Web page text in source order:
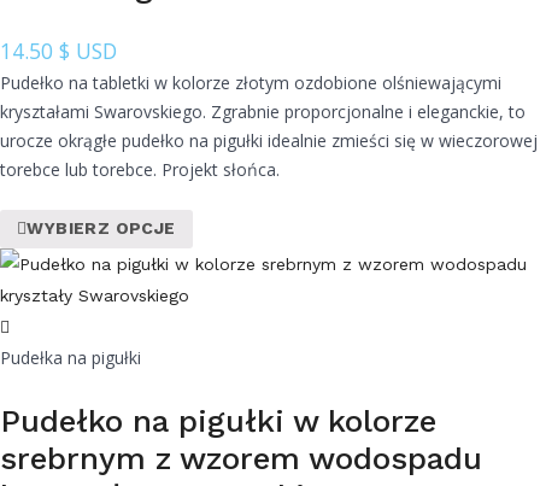
14.50 $ USD
Pudełko na tabletki w kolorze złotym ozdobione olśniewającymi
kryształami Swarovskiego. Zgrabnie proporcjonalne i eleganckie, to
urocze okrągłe pudełko na pigułki idealnie zmieści się w wieczorowej
torebce lub torebce. Projekt słońca.
WYBIERZ OPCJE
Pudełka na pigułki
Pudełko na pigułki w kolorze
srebrnym z wzorem wodospadu